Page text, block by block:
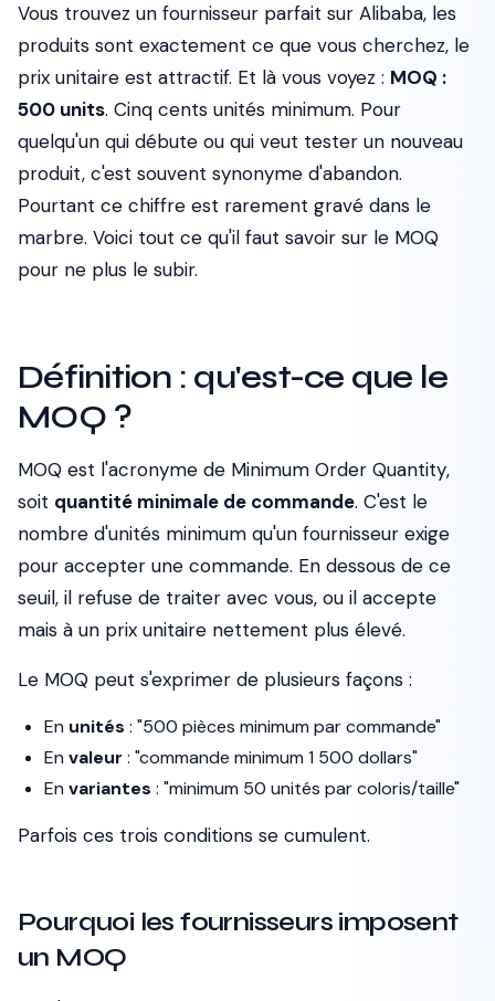
Vous trouvez un fournisseur parfait sur Alibaba, les
produits sont exactement ce que vous cherchez, le
prix unitaire est attractif. Et là vous voyez : MOQ :
500 units. Cinq cents unités minimum. Pour
quelqu'un qui débute ou qui veut tester un nouveau
produit, c'est souvent synonyme d'abandon.
Pourtant ce chiffre est rarement gravé dans le
marbre. Voici tout ce qu'il faut savoir sur le MOQ
pour ne plus le subir.
Définition : qu'est-ce que le
MOQ ?
MOQ est l'acronyme de Minimum Order Quantity,
soit quantité minimale de commande. C'est le
nombre d'unités minimum qu'un fournisseur exige
pour accepter une commande. En dessous de ce
seuil, il refuse de traiter avec vous, ou il accepte
mais à un prix unitaire nettement plus élevé.
Le MOQ peut s'exprimer de plusieurs façons :
En unités : "500 pièces minimum par commande"
En valeur : "commande minimum 1 500 dollars"
En variantes : "minimum 50 unités par coloris/taille"
Parfois ces trois conditions se cumulent.
Pourquoi les fournisseurs imposent
un MOQ